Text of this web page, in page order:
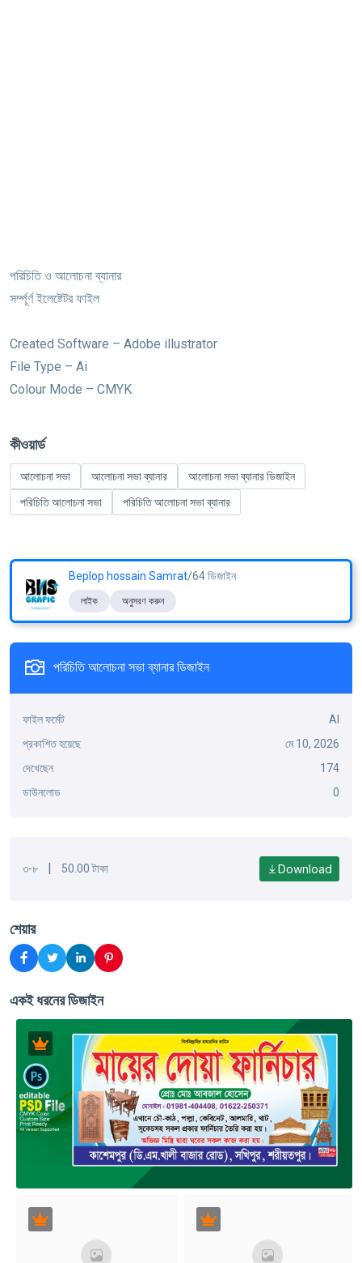
পরিচিতি ও আলোচনা ব্যানার
সর্ম্পূর্ণ ইলেষ্টেটর ফাইল
Created Software – Adobe illustrator
File Type – Ai
Colour Mode – CMYK
কীওয়ার্ড
আলোচনা সভা আলোচনা সভা ব্যানার
আলোচনা সভা ব্যানার ডিজাইন
পরিচিতি আলোচনা সভা
পরিচিতি আলোচনা সভা ব্যানার
Beplop hossain Samrat/64 ডিজাইন
লাইক অনুসরণ করুন
পরিচিতি আলোচনা সভা ব্যানার ডিজাইন
ফাইল ফর্মেট
AI
প্রকাশিত হয়েছে
মে 10, 2026
দেখেছেন
174
ডাউনলোড
0
৩-৮ 50.00 টাকা Download
শেয়ার
একই ধরনের ডিজাইন